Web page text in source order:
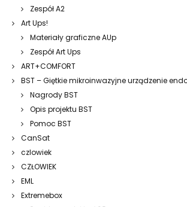
Zespół A2
Art Ups!
Materiały graficzne AUp
Zespół Art Ups
ART+COMFORT
BST – Giętkie mikroinwazyjne urządzenie
Nagrody BST
Opis projektu BST
Pomoc BST
CanSat
czlowiek
CZŁOWIEK
EML
Extremebox